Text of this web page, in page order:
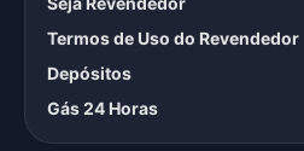
Termos de Uso do Revendedor
Depósitos
Gás 24 Horas